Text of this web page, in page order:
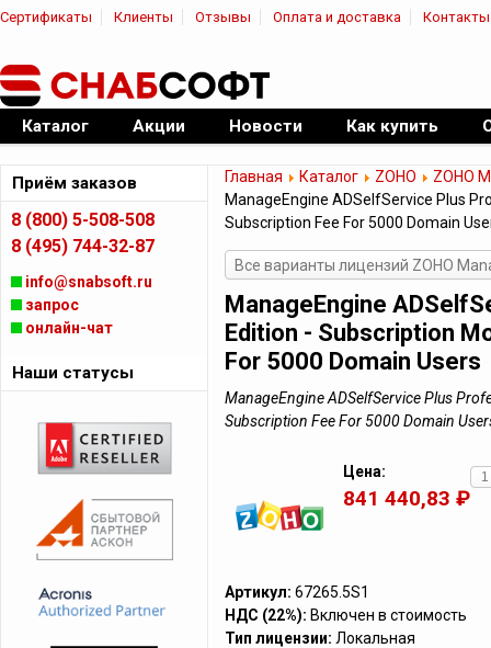
Сертификаты Клиенты Отзывы Оплата и доставка Контакты
Официальный дилер ПО
Каталог Акции Новости Как купить
Главная Каталог ZOHO
ZOHO
ManageEngine ADSelfService Plus
Subscription Fee For 5000 Domain
Все варианты лицензий ZOHO
ManageEngine
Edition - Subscription
For 5000 Domain Users
ManageEngine ADSelfService Plus
Subscription Fee For 5000 Domain
Цена:
841 440,83 ₽
Артикул: 67265.5S1
НДС (22%): Включен в стоимость
Тип лицензии: Локальная
Приём заказов
8 (800) 5-508-508
8 (495) 744-32-87
info@snabsoft.ru
запрос
онлайн-чат
Наши статусы